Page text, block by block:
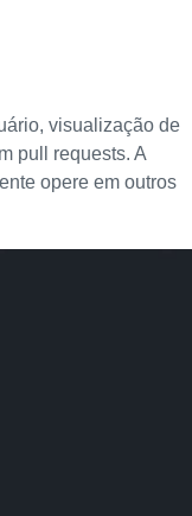
visualização de
pull requests. A
opere em outros